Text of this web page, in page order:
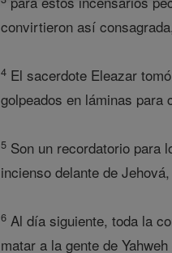
convirtieron así
4 El sacerdote Eleazar
golpeados en láminas para
5 Son un recordatorio para
incienso delante de
6 Al día siguiente, toda la
matar a la gente de Yahweh